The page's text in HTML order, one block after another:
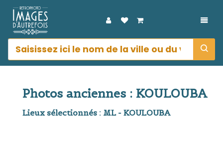
Photos anciennes : KOULOUBA
Lieux sélectionnés : ML - KOULOUBA